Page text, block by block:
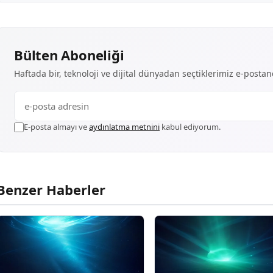
Bülten Aboneliği
Haftada bir, teknoloji ve dijital dünyadan seçtiklerimiz e-
E-posta almayı veaydınlatma metnini kabul ediyorum.
Haberler